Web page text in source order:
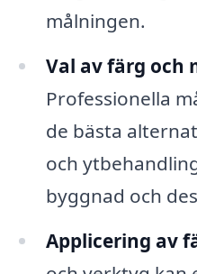
målningen.
Val av färg och
Professionella
de bästa
och
byggnad och
Applicering av